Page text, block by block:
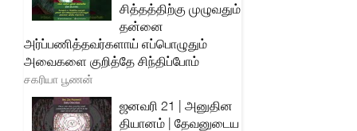
சித்தத்திற்கு முழுவதும்
தன்னை
அர்ப்பணித்தவர்களாய் எப்பொழுதும்
அவைகளை குறித்தே சிந்திப்போம்
சகரியா பூணன்
ஜனவரி 21 | அனுதின
தியானம் | தேவனுடைய